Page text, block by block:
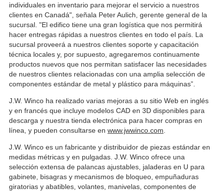
individuales en inventario para mejorar el servicio a nuestros
clientes en Canadá", señala Peter Aulich, gerente general de la
sucursal. "El edifico tiene una gran logística que nos permitirá
hacer entregas rápidas a nuestros clientes en todo el país. La
sucursal proveerá a nuestros clientes soporte y capacitación
técnica locales y, por supuesto, agregaremos continuamente
productos nuevos que nos permitan satisfacer las necesidades
de nuestros clientes relacionadas con una amplia selección de
componentes estándar de metal y plástico para máquinas”.
J.W. Winco ha realizado varias mejoras a su sitio Web en inglés
y en francés que incluye modelos CAD en 3D disponibles para
descarga y nuestra tienda electrónica para hacer compras en
línea, y pueden consultarse en www.jwwinco.com
J.W. Winco es un fabricante y distribuidor de piezas estándar en
medidas métricas y en pulgadas. J.W. Winco ofrece una
selección extensa de palancas ajustables, jaladeras en U para
gabinete, bisagras y mecanismos de bloqueo, empuñaduras
giratorias y abatibles, volantes, manivelas, componentes de